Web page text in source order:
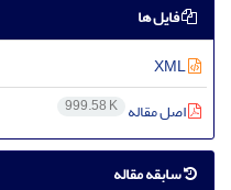
فایل ها
اصل مقاله 999.58 K
سابقه مقاله